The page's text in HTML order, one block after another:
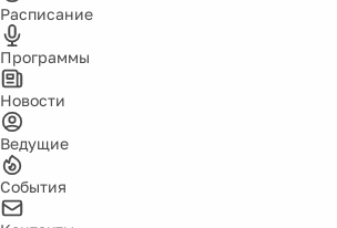
Расписание
Программы
Новости
Ведущие
События